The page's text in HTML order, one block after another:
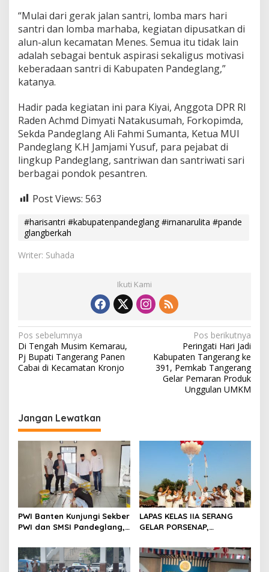
“Mulai dari gerak jalan santri, lomba mars hari
santri dan lomba marhaba, kegiatan dipusatkan di
alun-alun kecamatan Menes. Semua itu tidak lain
adalah sebagai bentuk aspirasi sekaligus motivasi
keberadaan santri di Kabupaten Pandeglang,”
katanya.
Hadir pada kegiatan ini para Kiyai, Anggota DPR RI
Raden Achmd Dimyati Natakusumah, Forkopimda,
Sekda Pandeglang Ali Fahmi Sumanta, Ketua MUI
Pandeglang K.H Jamjami Yusuf, para pejabat di
lingkup Pandeglang, santriwan dan santriwati sari
berbagai pondok pesantren.
Post Views: 563
#harisantri #kabupatenpandeglang #irnanarulita #pande
glangberkah
Writer: Suhada
Ikuti Kami
N
a
v
a
s
s
Pos sebelumnya
Di Tengah Musim Kemarau,
Pj Bupati Tangerang Panen
Cabai di Kecamatan Kronjo
Pos berikutnya
Peringati Hari Jadi
Kabupaten Tangerang ke
391, Pemkab Tangerang
Gelar Pemaran Produk
Unggulan UMKM
Jangan Lewatkan
PWI Banten Kunjungi Sekber
PWI dan SMSI Pandeglang,
Konferensi Organisasi
LAPAS KELAS IIA SERANG
GELAR PORSENAP,
DAN KEBERSAMAAN